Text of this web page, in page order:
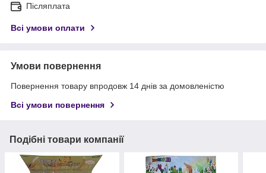
Післяплата
Всі умови оплати
Умови повернення
Повернення товару впродовж 14 днів за домовленістю
Всі умови повернення
Подібні товари компанії